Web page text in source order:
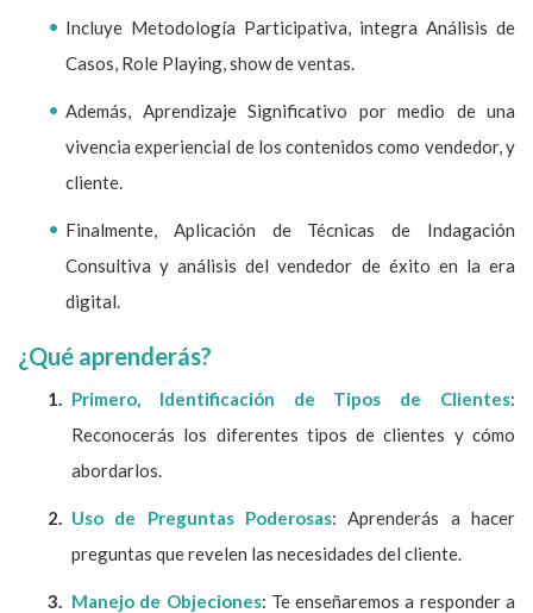
Incluye Metodología Participativa, integra Análisis de
Casos, Role Playing, show de ventas.
Además, Aprendizaje Significativo por medio de una
vivencia experiencial de los contenidos como vendedor, y
cliente.
Finalmente, Aplicación de Técnicas de Indagación
Consultiva y análisis del vendedor de éxito en la era
digital.
¿Qué aprenderás?
Primero, Identificación de Tipos de Clientes:
Reconocerás los diferentes tipos de clientes y cómo
abordarlos.
Uso de Preguntas Poderosas: Aprenderás a hacer
preguntas que revelen las necesidades del cliente.
Manejo de Objeciones: Te enseñaremos a responder a